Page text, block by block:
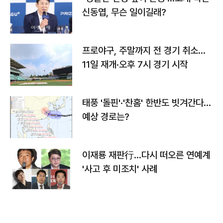
신동엽, 무슨 일이길래?
프로야구, 주말까지 전 경기 취소…
11일 재개·오후 7시 경기 시작
태풍 '돌핀'·'찬홈' 한반도 빗겨간다…
예상 경로는?
이재룡 재판行…다시 떠오른 연예계
'사고 후 미조치' 사례